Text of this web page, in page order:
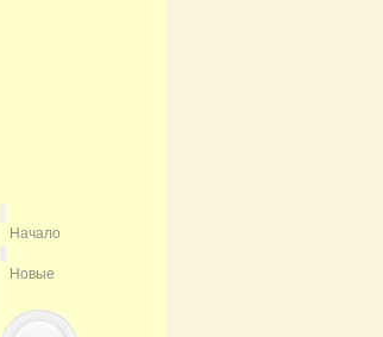
Начало
Новые